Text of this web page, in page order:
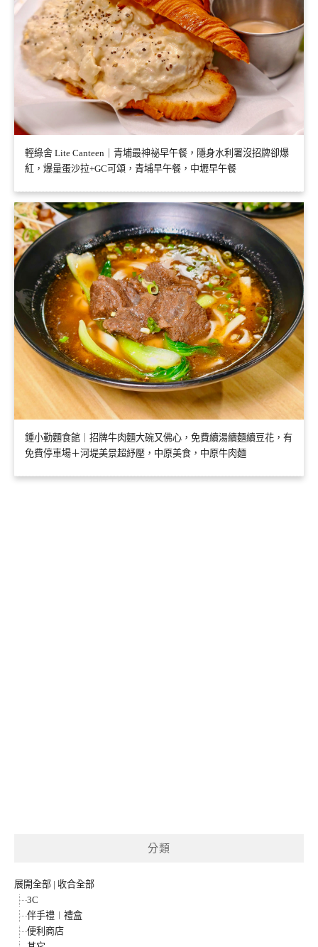
輕綠舍 Lite Canteen｜青埔最神祕早午餐，隱身水利署沒招牌卻爆
紅，爆量蛋沙拉+GC可頌，青埔早午餐，中壢早午餐
鍾小勤麵食館｜招牌牛肉麵大碗又佛心，免費續湯續麵續豆花，有
免費停車場＋河堤美景超紓壓，中原美食，中原牛肉麵
分類
展開全部 | 收合全部
3C
伴手禮︱禮盒
便利商店